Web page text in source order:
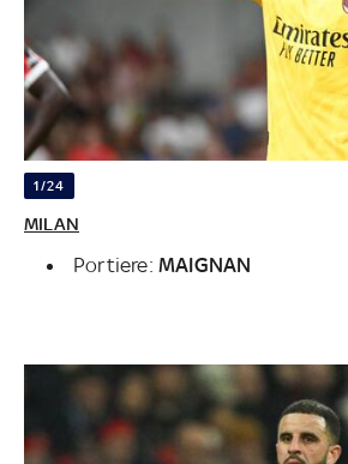
1/24
MILAN
Portiere: MAIGNAN